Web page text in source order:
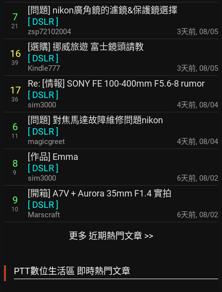
7
21
[問題] nikon廣角鏡的濾鏡&保護鏡選擇
[ DSLR]
zsp72102004 3天前, 08/05
16
39
[選購] 挪威旅遊 富士鏡頭請教
[ DSLR]
Kindle777 3天前, 08/05
17
36
Re: [情報] SONY FE 100-400mm F5.6-8 rumor
[ DSLR]
sim3000 4天前, 08/04
6
11
[問題] 對焦馬達故障維修問題nikon
[ DSLR]
magicgreet 4天前, 08/04
8
9
[作品] Emma
[ DSLR]
sim3000 6天前, 08/02
9
10
[開箱] A7V + Aurora 35mm F1.4 實拍
[ DSLR]
Marscraft 6天前, 08/02
更多 近期熱門文章 >>
PTT數位生活區 即時熱門文章